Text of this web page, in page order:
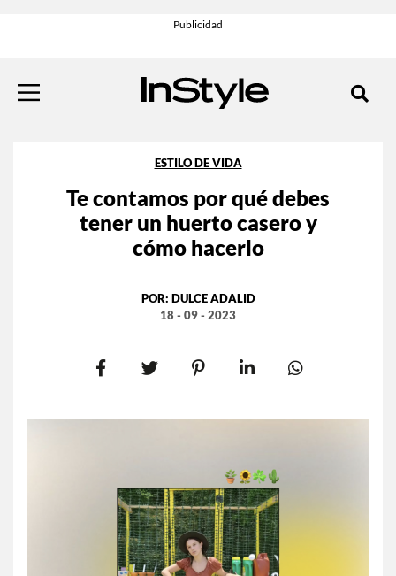
ESTILO DE VIDA
Te contamos por qué debes
tener un huerto casero y
cómo hacerlo
POR: DULCE ADALID
18 - 09 - 2023